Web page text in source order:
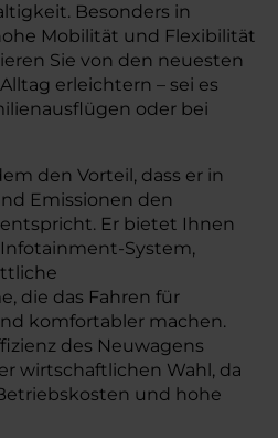
Besonders in
Mobilität und Flexibilität
Sie von den neuesten
erleichtern – sei es
oder bei
den Vorteil, dass er in
Emissionen den
Er bietet Ihnen
System,
die das Fahren für
komfortabler machen.
des Neuwagens
wirtschaftlichen Wahl, da
und hohe